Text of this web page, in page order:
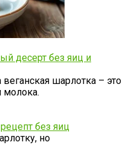
десерт без яиц и
шарлотка – это
молока.
без яиц
но